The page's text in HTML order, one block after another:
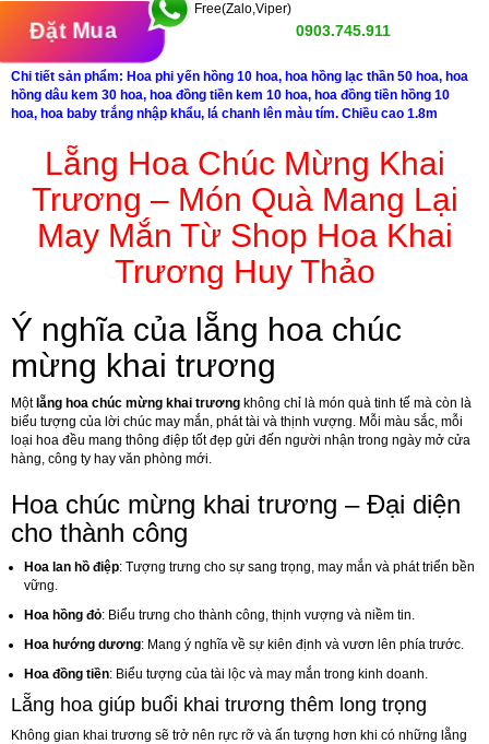
Đặt Mua
Free(Zalo,Viper)
0903.745.911
Chi tiết sản phẩm: Hoa phi yến hồng 10 hoa, hoa hồng lạc thần 50 hoa, hoa
hồng dâu kem 30 hoa, hoa đồng tiền kem 10 hoa, hoa đồng tiền hồng 10
hoa, hoa baby trắng nhập khẩu, lá chanh lên màu tím. Chiều cao 1.8m
Lẵng Hoa Chúc Mừng Khai
Trương – Món Quà Mang Lại
May Mắn Từ Shop Hoa Khai
Trương Huy Thảo
Ý nghĩa của lẵng hoa chúc
mừng khai trương
Một lẵng hoa chúc mừng khai trương không chỉ là món quà tinh tế mà còn là
biểu tượng của lời chúc may mắn, phát tài và thịnh vượng. Mỗi màu sắc, mỗi
loại hoa đều mang thông điệp tốt đẹp gửi đến người nhận trong ngày mở cửa
hàng, công ty hay văn phòng mới.
Hoa chúc mừng khai trương – Đại diện
cho thành công
Hoa lan hồ điệp: Tượng trưng cho sự sang trọng, may mắn và phát triển bền
vững.
Hoa hồng đỏ: Biểu trưng cho thành công, thịnh vượng và niềm tin.
Hoa hướng dương: Mang ý nghĩa về sự kiên định và vươn lên phía trước.
Hoa đồng tiền: Biểu tượng của tài lộc và may mắn trong kinh doanh.
Lẵng hoa giúp buổi khai trương thêm long trọng
Không gian khai trương sẽ trở nên rực rỡ và ấn tượng hơn khi có những lẵng